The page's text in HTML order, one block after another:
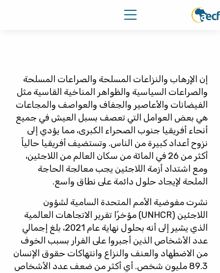
إن الإرهاب والنزاعات المسلحة والصراعات المسلحة
والصراعات السياسية والظواهر المناخية القاسية مثل
الفيضانات والأعاصير والجفاف والعواصف والمجاعات
هي بعض العوامل التي تعصف بسبل العيش في جميع
أنحاء أفريقيا جنوب الصحراء الكبرى، مما يؤدي إلى
نزوح أعداد كبيرة من الناس. وتستضيف أفريقيا حالياً
أكثر من 26 في المائة من سكان العالم من اللاجئين،
ومع اشتداد أزمة اللاجئين يجب معالجة الحاجة
الملحة لإيجاد حلول دائمة على نطاق واسع.
نشرت مفوضية الأمم المتحدة السامية لشؤون
اللاجئين (UNHCR) مؤخرًا تقرير الاتجاهات العالمية
الذي يشير إلى أنه بحلول نهاية عام 2021، بلغ إجمالي
عدد الأشخاص الذين أجبروا على الفرار بسبب الخوف
من الاضطهاد والعنف والنزاع وانتهاكات حقوق الإنسان
89.3 مليون شخص. أي أكثر من ضعف عدد الأشخاص